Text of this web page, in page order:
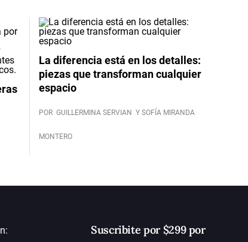
La diferencia está en los detalles:
piezas que transforman cualquier
espacio
POR GUILLERMINA SERVIAN Y SOFÍA MIRANDA
MONTERO
Suscribite por $299 por